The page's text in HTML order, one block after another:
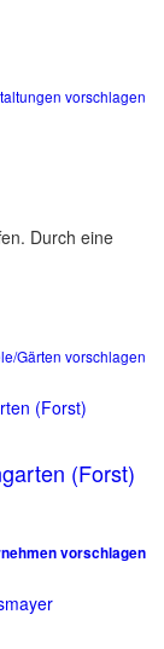
vorschlagen
Durch eine
Gärten vorschlagen
(Forst)
vorschlagen